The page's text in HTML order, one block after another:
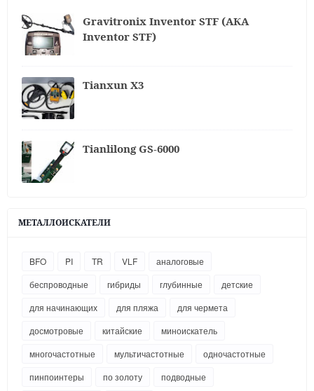
Gravitronix Inventor STF (АКА
Inventor STF)
Tianxun X3
Tianlilong GS-6000
МЕТАЛЛОИСКАТЕЛИ
BFO PI TR VLF
аналоговые
беспроводные
гибриды глубинные
детские
для начинающих
для пляжа
для чермета
досмотровые
китайские
миноискатель
многочастотные
мультичастотные
одночастотные
пинпоинтеры
по золоту
подводные